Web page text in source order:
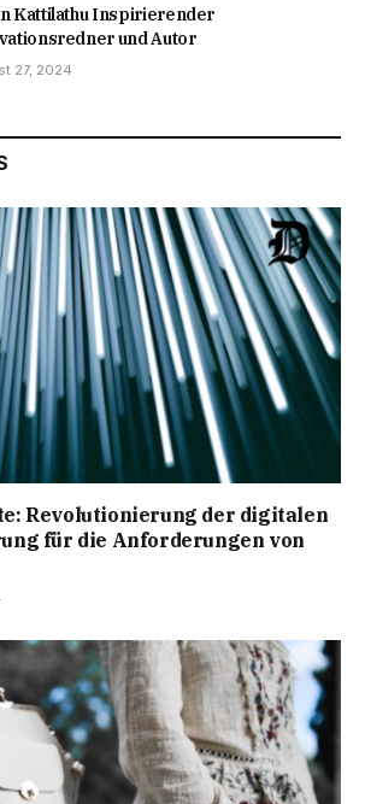
Kattilathu Inspirierender
und Autor
27, 2024
Revolutionierung der digitalen
für die Anforderungen von